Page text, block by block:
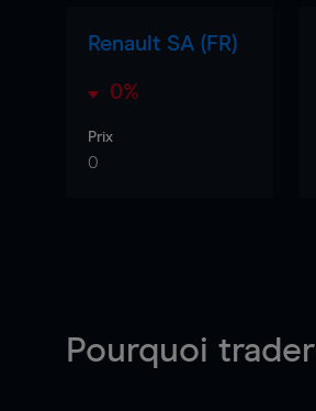
Renault SA (FR)
0%
Prix
0
Pourquoi trader